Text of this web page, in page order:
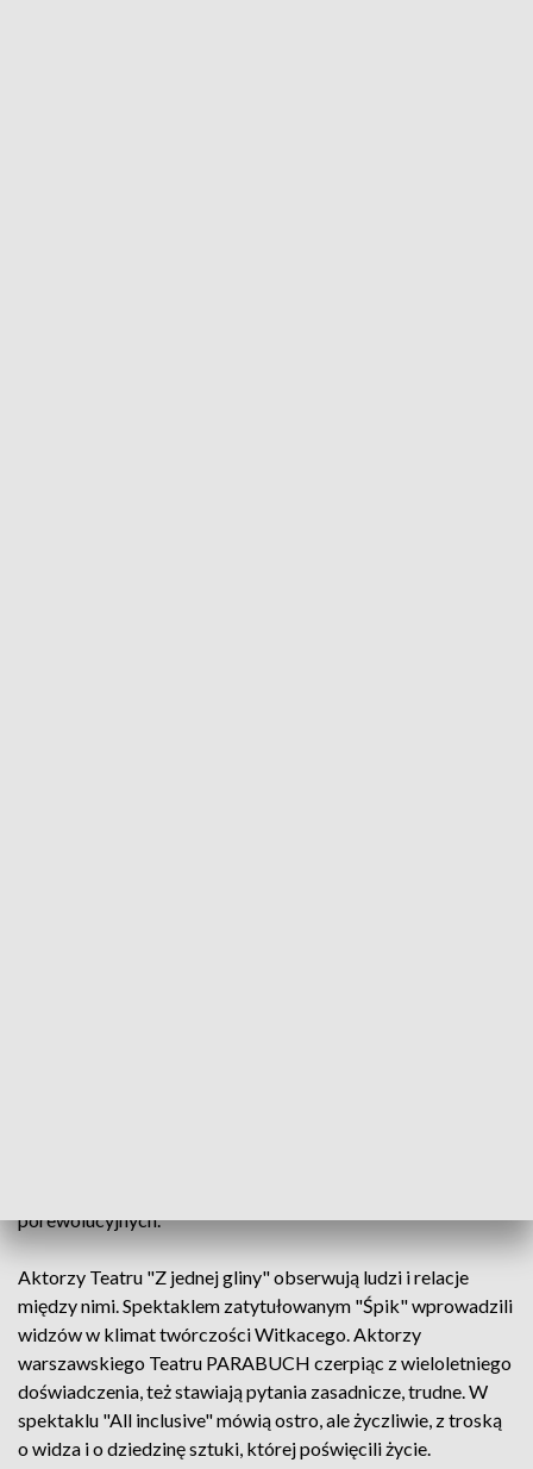
porewolucyjnych.
Aktorzy Teatru "Z jednej gliny" obserwują ludzi i relacje
między nimi. Spektaklem zatytułowanym "Śpik" wprowadzili
widzów w klimat twórczości Witkacego. Aktorzy
warszawskiego Teatru PARABUCH czerpiąc z wieloletniego
doświadczenia, też stawiają pytania zasadnicze, trudne. W
spektaklu "All inclusive" mówią ostro, ale życzliwie, z troską
o widza i o dziedzinę sztuki, której poświęcili życie.